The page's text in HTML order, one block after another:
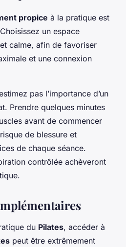
propice à la pratique est
un espace
calme, afin de favoriser
et une connexion
pas l’importance d’un
Prendre quelques minutes
avant de commencer
de blessure et
de chaque séance.
contrôlée achèveront
du Pilates, accéder à
peut être extrêmement